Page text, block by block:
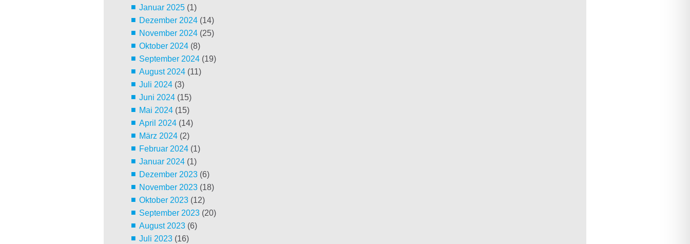
Januar 2025(1)
Dezember 2024(14)
November 2024(25)
Oktober 2024(8)
September 2024(19)
August 2024(11)
Juli 2024(3)
Juni 2024(15)
Mai 2024(15)
April 2024(14)
März 2024(2)
Februar 2024(1)
Januar 2024(1)
Dezember 2023(6)
November 2023(18)
Oktober 2023(12)
September 2023(20)
August 2023(6)
Juli 2023(16)